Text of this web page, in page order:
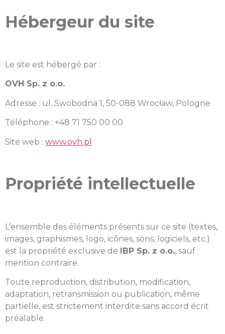
Hébergeur du site
Le site est hébergé par :
OVH Sp. z o.o.
Adresse : ul. Swobodna 1, 50-088 Wrocław, Pologne
Téléphone : +48 71 750 00 00
Site web : www.ovh.pl
Propriété intellectuelle
L’ensemble des éléments présents sur ce site (textes,
images, graphismes, logo, icônes, sons, logiciels, etc.)
est la propriété exclusive de IBP Sp. z o.o., sauf
mention contraire.
Toute reproduction, distribution, modification,
adaptation, retransmission ou publication, même
partielle, est strictement interdite sans accord écrit
préalable.